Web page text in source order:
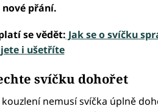
nové přání.
se vědět: Jak se o svíčku
i ušetříte
svíčku dohořet
nemusí svíčka úplně